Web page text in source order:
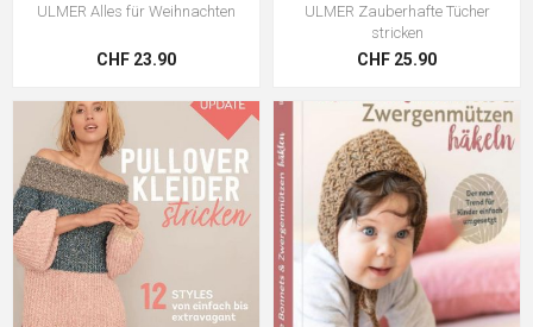
ULMER Alles für Weihnachten
CHF 23.90
ULMER Zauberhafte Tücher
stricken
CHF 25.90